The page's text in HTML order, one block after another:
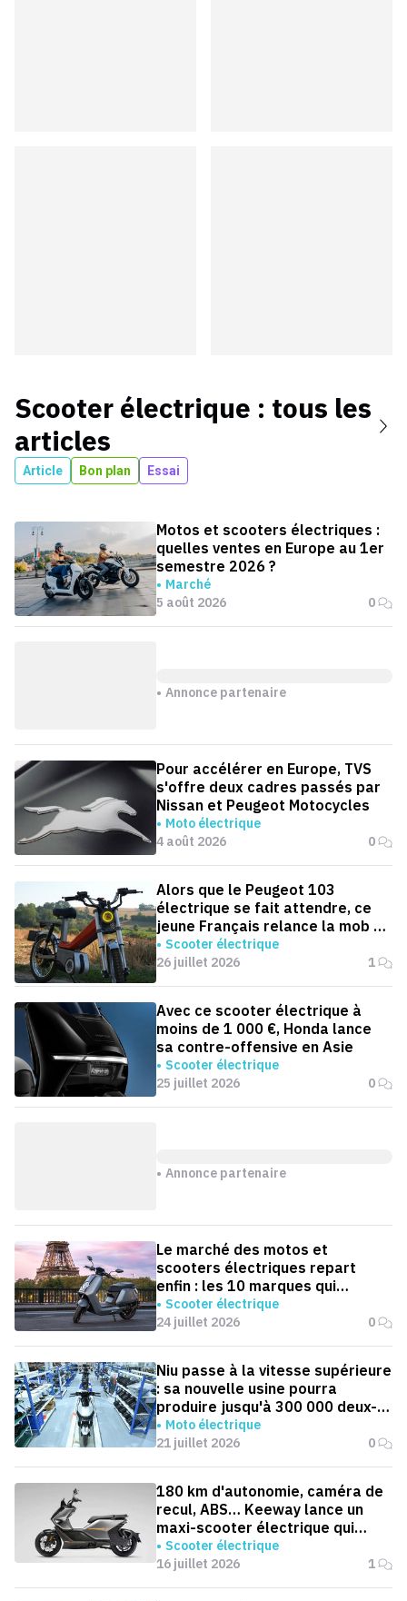
Scooter électrique : tous les
articles
Article Bon plan Essai
Motos et scooters électriques :
quelles ventes en Europe au 1er
semestre 2026 ?
Marché
5 août 2026
0
Annonce partenaire
Pour accélérer en Europe, TVS
s'offre deux cadres passés par
Nissan et Peugeot Motocycles
Moto électrique
4 août 2026
0
Alors que le Peugeot 103
électrique se fait attendre, ce
jeune Français relance la mob en
version électrique
Scooter électrique
26 juillet 2026
1
Avec ce scooter électrique à
moins de 1 000 €, Honda lance
sa contre-offensive en Asie
Scooter électrique
25 juillet 2026
0
Annonce partenaire
Le marché des motos et
scooters électriques repart
enfin : les 10 marques qui
dominent la France
Scooter électrique
24 juillet 2026
0
Niu passe à la vitesse supérieure
: sa nouvelle usine pourra
produire jusqu'à 300 000 deux-
roues électriques par an
Moto électrique
21 juillet 2026
0
180 km d'autonomie, caméra de
recul, ABS… Keeway lance un
maxi-scooter électrique qui
défie le BMW CE 04
Scooter électrique
16 juillet 2026
1